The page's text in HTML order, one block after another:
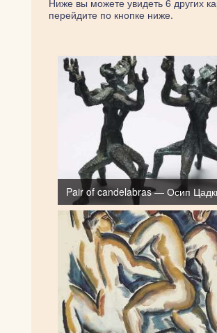
Ниже вы можете увидеть 6 других
перейдите по кнопке ниже.
Pair of candelabras — Осип